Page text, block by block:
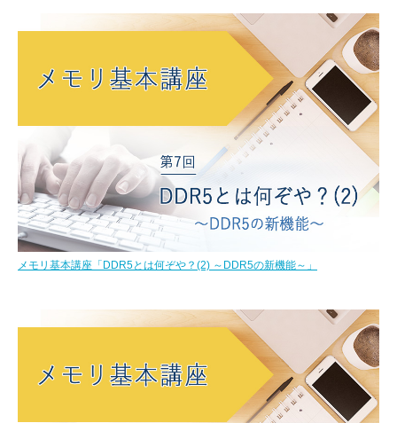
メモリ基本講座「DDR5とは何ぞや？(2) ～DDR5の新機能～」